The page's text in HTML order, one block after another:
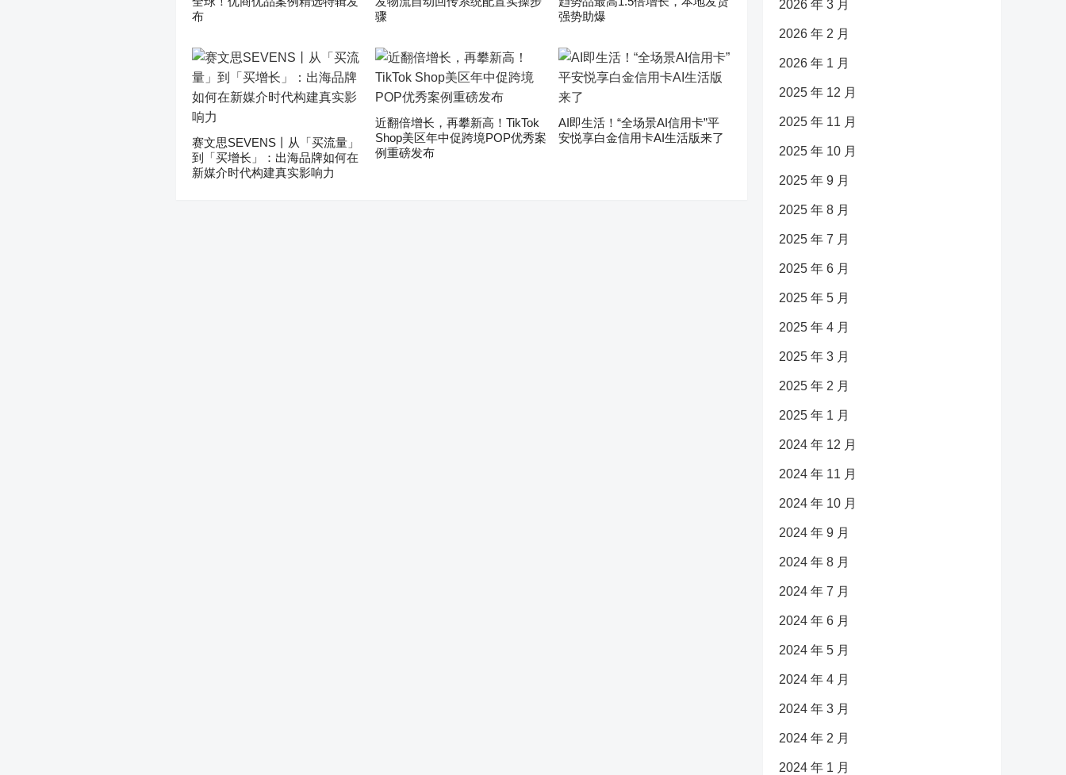
布
骤
强势助爆
赛文思SEVENS丨从「买流量」
到「买增长」：出海品牌如何在
新媒介时代构建真实影响力
近翻倍增长，再攀新高！TikTok
Shop美区年中促跨境POP优秀案
例重磅发布
AI即生活！“全场景AI信用卡”平
安悦享白金信用卡AI生活版来了
2026 年 3 月
2026 年 2 月
2026 年 1 月
2025 年 12 月
2025 年 11 月
2025 年 10 月
2025 年 9 月
2025 年 8 月
2025 年 7 月
2025 年 6 月
2025 年 5 月
2025 年 4 月
2025 年 3 月
2025 年 2 月
2025 年 1 月
2024 年 12 月
2024 年 11 月
2024 年 10 月
2024 年 9 月
2024 年 8 月
2024 年 7 月
2024 年 6 月
2024 年 5 月
2024 年 4 月
2024 年 3 月
2024 年 2 月
2024 年 1 月